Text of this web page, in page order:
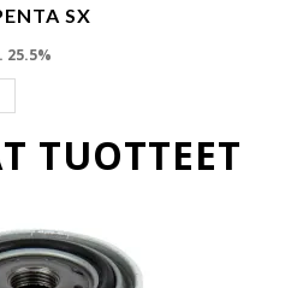
SX
oli: €687.00.
hinta on: €632.04.
25.5%
TUOTTEET